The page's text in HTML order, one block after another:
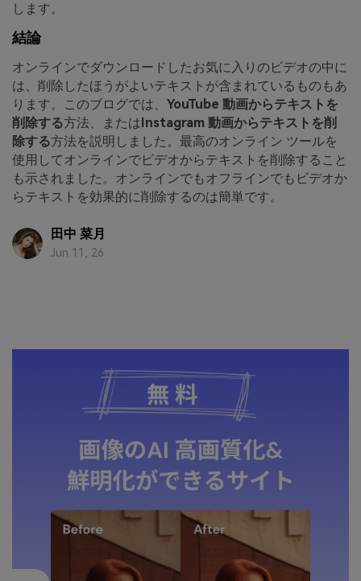
します。
結論
オンラインでダウンロードしたお気に入りのビデオの中に
は、削除したほうがよいテキストが含まれているものもあ
ります。このブログでは、 YouTube 動画からテキストを
削除する方法、またはInstagram 動画からテキストを削
除する方法を説明しました。最高のオンライン ツールを
使用してオンラインでビデオからテキストを削除すること
も示されました。オンラインでもオフラインでもビデオか
らテキストを効果的に削除するのは簡単です。
田中 菜月
Jun 11, 26